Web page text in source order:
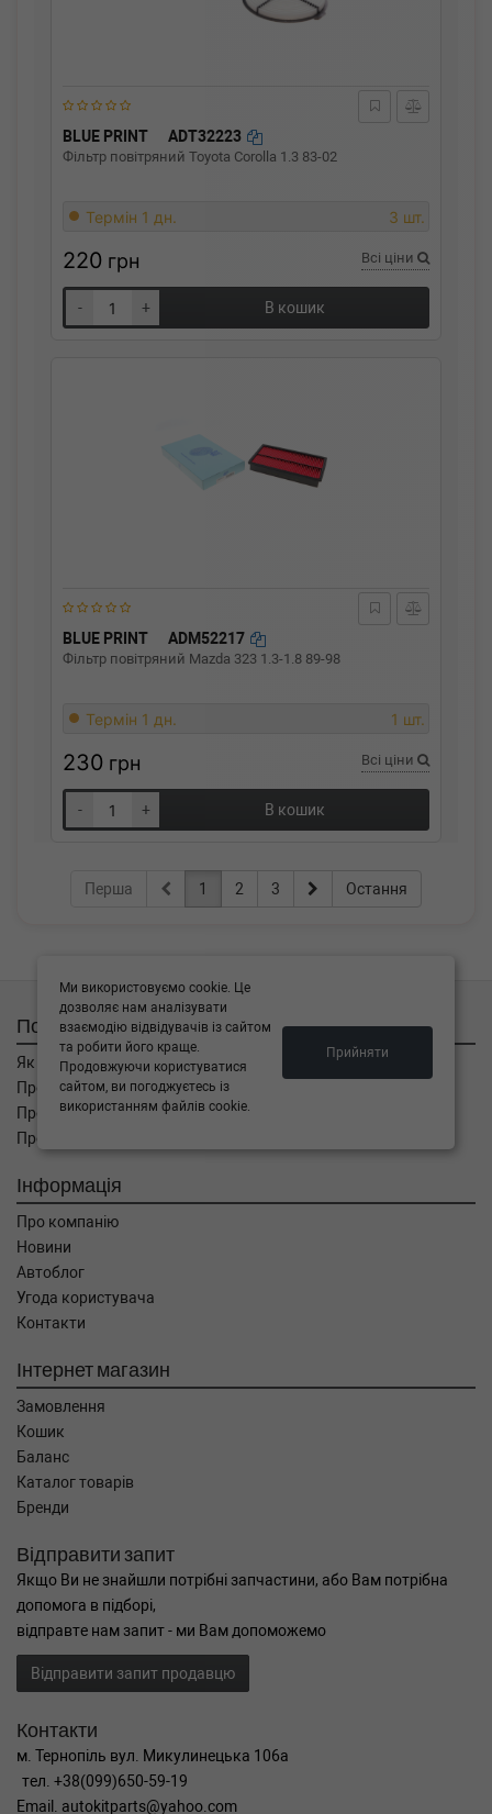
BLUE PRINT ADT32223
Фільтр повітряний Toyota Corolla 1.3 83-02
Термін 1 дн. 3 шт.
220 грн Всі ціни
- + В кошик
BLUE PRINT ADM52217
Фільтр повітряний Mazda 323 1.3-1.8 89-98
Термін 1 дн. 1 шт.
230 грн Всі ціни
- + В кошик
Перша 1 2 3 Остання
Покупцям
Як замовити
Про оплату
Про доставку
Про повернення
Інформація
Про компанію
Новини
Автоблог
Угода користувача
Контакти
Інтернет магазин
Замовлення
Кошик
Баланс
Каталог товарів
Бренди
Відправити запит
Якщо Ви не знайшли потрібні запчастини, або Вам потрібна
допомога в підборі,
відправте нам запит - ми Вам допоможемо
Відправити запит продавцю
Контакти
м. Тернопіль вул. Микулинецька 106а
тел. +38(099)650-59-19
Email. autokitparts@yahoo.com
Ми використовуємо cookie. Це
дозволяє нам аналізувати
взаємодію відвідувачів із сайтом
та робити його краще.
Продовжуючи користуватися
сайтом, ви погоджуєтесь із
використанням файлів cookie.
Прийняти